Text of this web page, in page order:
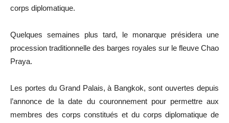
corps diplomatique.
Quelques semaines plus tard, le monarque présidera une
procession traditionnelle des barges royales sur le fleuve Chao
Praya.
Les portes du Grand Palais, à Bangkok, sont ouvertes depuis
l’annonce de la date du couronnement pour permettre aux
membres des corps constitués et du corps diplomatique de